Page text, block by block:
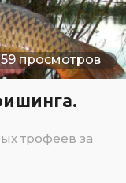
просмотров
трофеев за